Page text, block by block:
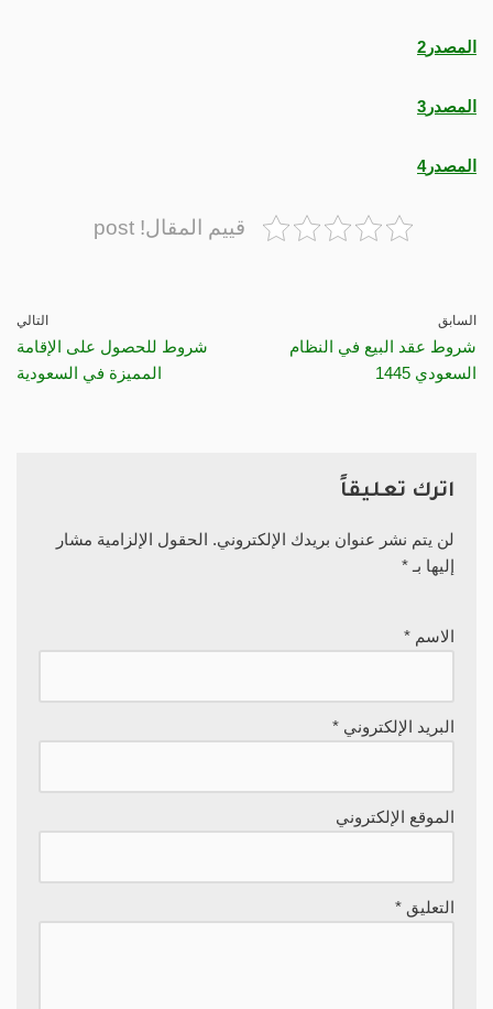
المصدر2
المصدر3
المصدر4
قييم المقال! post
السابق
شروط عقد البيع في النظام
السعودي 1445
التالي
شروط للحصول على الإقامة
المميزة في السعودية
اترك تعليقاً
لن يتم نشر عنوان بريدك الإلكتروني. الحقول الإلزامية مشار
إليها بـ *
الاسم *
البريد الإلكتروني *
الموقع الإلكتروني
التعليق *